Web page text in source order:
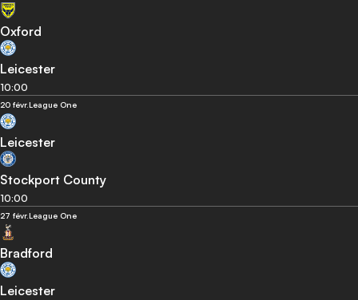
Oxford
Leicester
10:00
20 févr.League One
Leicester
Stockport County
10:00
27 févr.League One
Bradford
Leicester